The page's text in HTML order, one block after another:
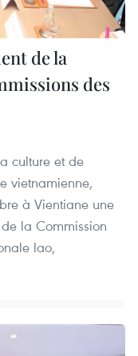
de la
des
culture et de
vietnamienne,
à Vientiane une
la Commission
lao,